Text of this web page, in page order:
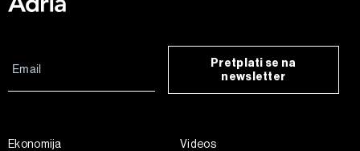
Pretplati se na
newsletter
Ekonomija
Videos